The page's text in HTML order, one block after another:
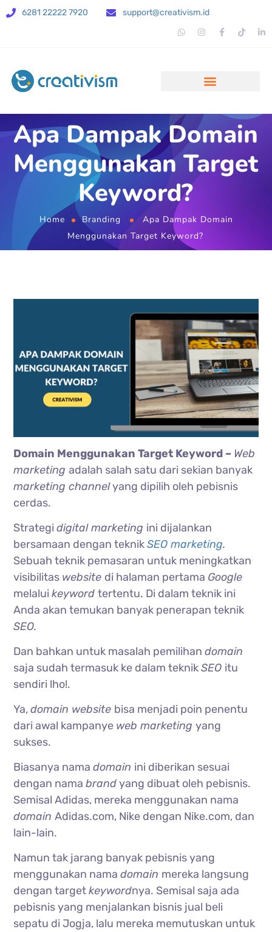
6281 22222 7920 support@creativism.id
Apa Dampak Domain
Menggunakan Target
Keyword?
Home Branding
Apa Dampak Domain
Menggunakan Target Keyword?
Domain Menggunakan Target Keyword – Web
marketingadalah salah satu dari sekian banyak
marketing channelyang dipilih oleh pebisnis
cerdas.
Strategidigital marketing ini dijalankan
bersamaan dengan teknikSEO marketing.
Sebuah teknik pemasaran untuk meningkatkan
visibilitas website di halaman pertama Google
melaluikeywordtertentu. Di dalam teknik ini
Anda akan temukan banyak penerapan teknik
SEO.
Dan bahkan untuk masalah pemilihandomain
saja sudah termasuk ke dalam teknikSEO itu
sendiri lho!.
Ya,domain website bisa menjadi poin penentu
dari awal kampanye web marketingyang
sukses.
Biasanya namadomain ini diberikan sesuai
dengan namabrandyang dibuat oleh pebisnis.
Semisal Adidas, mereka menggunakan nama
domainAdidas.com, Nike dengan Nike.com, dan
lain-lain.
Namun tak jarang banyak pebisnis yang
menggunakan namadomain mereka langsung
dengan targetkeywordnya. Semisal saja ada
pebisnis yang menjalankan bisnis jual beli
sepatu di Jogja, lalu mereka memutuskan untuk